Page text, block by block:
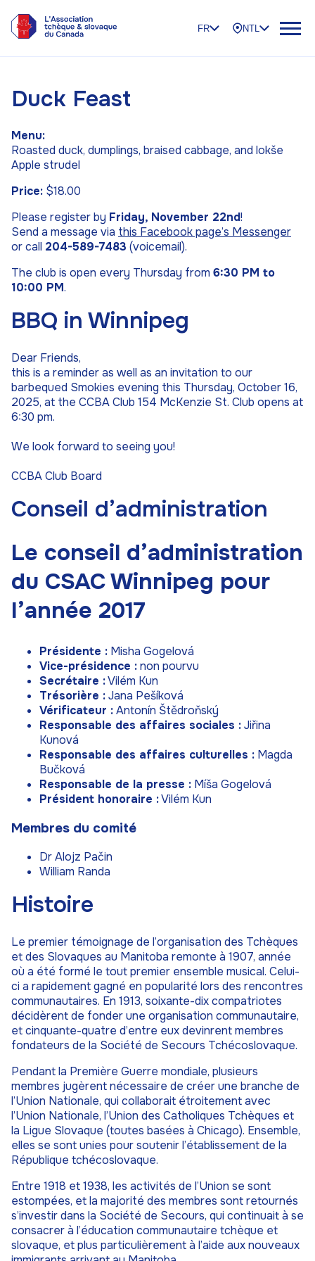
FR NTL
Duck Feast
Menu:
Roasted duck, dumplings, braised cabbage, and lokše
Apple strudel
Price: $18.00
Please register by Friday, November 22nd!
Send a message via this Facebook page’s Messenger
or call 204-589-7483 (voicemail).
The club is open every Thursday from 6:30 PM to
10:00 PM.
BBQ in Winnipeg
Dear Friends,
this is a reminder as well as an invitation to our
barbequed Smokies evening this Thursday, October 16,
2025, at the CCBA Club 154 McKenzie St. Club opens at
6:30 pm.
We look forward to seeing you!
CCBA Club Board
Conseil d’administration
Le conseil d’administration
du CSAC Winnipeg pour
l’année 2017
Présidente : Misha Gogelová
Vice-présidence :non pourvu
Secrétaire :Vilém Kun
Trésorière :Jana Pešíková
Vérificateur :Antonín Štědroňský
Responsable des affaires sociales :Jiřina
Kunová
Responsable des affaires culturelles : Magda
Bučková
Responsable de la presse : Míša Gogelová
Président honoraire :Vilém Kun
Membres du comité
Dr Alojz Pačin
William Randa
Histoire
Le premier témoignage de l’organisation des Tchèques
et des Slovaques au Manitoba remonte à 1907, année
où a été formé le tout premier ensemble musical. Celui-
ci a rapidement gagné en popularité lors des rencontres
communautaires. En 1913, soixante-dix compatriotes
décidèrent de fonder une organisation communautaire,
et cinquante-quatre d’entre eux devinrent membres
fondateurs de la Société de Secours Tchécoslovaque.
Pendant la Première Guerre mondiale, plusieurs
membres jugèrent nécessaire de créer une branche de
l’Union Nationale, qui collaborait étroitement avec
l’Union Nationale, l’Union des Catholiques Tchèques et
la Ligue Slovaque (toutes basées à Chicago). Ensemble,
elles se sont unies pour soutenir l’établissement de la
République tchécoslovaque.
Entre 1918 et 1938, les activités de l’Union se sont
estompées, et la majorité des membres sont retournés
s’investir dans la Société de Secours, qui continuait à se
consacrer à l’éducation communautaire tchèque et
slovaque, et plus particulièrement à l’aide aux nouveaux